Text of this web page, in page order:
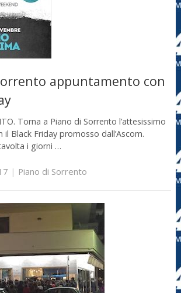
appuntamento con
Torna a Piano di Sorrento l’attesissimo
Black Friday promosso dall’Ascom.
i giorni …
| Piano di Sorrento